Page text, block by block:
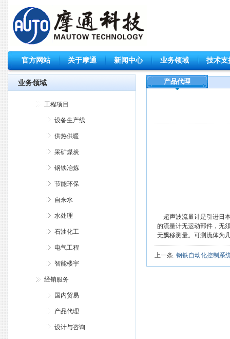
官方网站 关于摩通 新闻中心 业务领域 技术支
业务领域
工程项目
设备生产线
供热供暖
采矿煤炭
钢铁冶炼
节能环保
自来水
水处理
石油化工
电气工程
智能楼宇
经销服务
国内贸易
产品代理
设计与咨询
产品代理
超声波流量计是引进日
的流量计无运动部件，无
无飘移测量。可测流体为
上一条: 钢铁自动化控制系